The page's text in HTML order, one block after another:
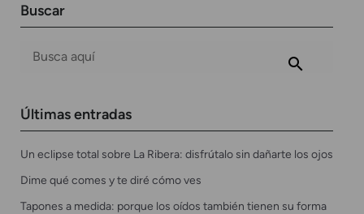
Buscar
Últimas entradas
Un eclipse total sobre La Ribera: disfrútalo sin dañarte los ojos
Dime qué comes y te diré cómo ves
Tapones a medida: porque los oídos también tienen su forma